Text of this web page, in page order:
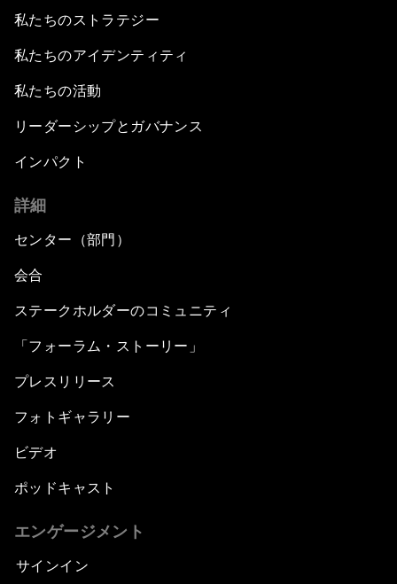
私たちのストラテジー
私たちのアイデンティティ
私たちの活動
リーダーシップとガバナンス
インパクト
詳細
センター（部門）
会合
ステークホルダーのコミュニティ
「フォーラム・ストーリー」
プレスリリース
フォトギャラリー
ビデオ
ポッドキャスト
エンゲージメント
サインイン